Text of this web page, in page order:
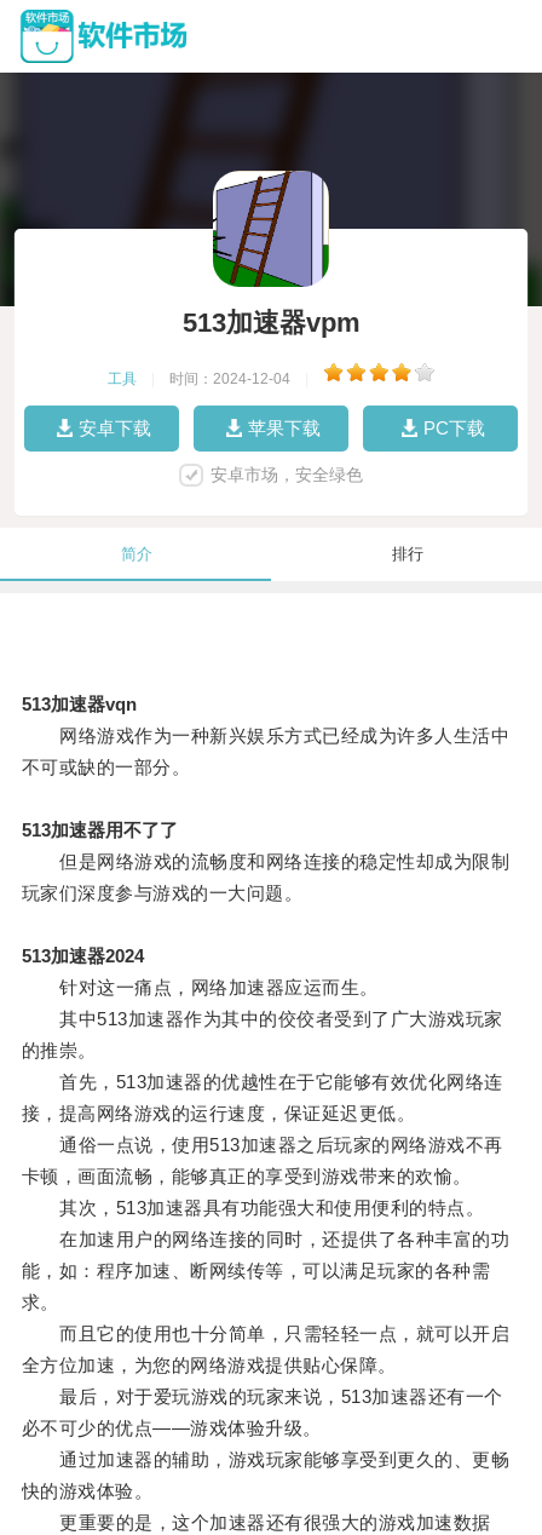
513加速器vpm
工具 时间：2024-12-04
安卓下载 苹果下载 PC下载
安卓市场，安全绿色
简介 排行
513加速器vqn
网络游戏作为一种新兴娱乐方式已经成为许多人生活中
不可或缺的一部分。
513加速器用不了了
但是网络游戏的流畅度和网络连接的稳定性却成为限制
玩家们深度参与游戏的一大问题。
513加速器2024
针对这一痛点，网络加速器应运而生。
其中513加速器作为其中的佼佼者受到了广大游戏玩家
的推崇。
首先，513加速器的优越性在于它能够有效优化网络连
接，提高网络游戏的运行速度，保证延迟更低。
通俗一点说，使用513加速器之后玩家的网络游戏不再
卡顿，画面流畅，能够真正的享受到游戏带来的欢愉。
其次，513加速器具有功能强大和使用便利的特点。
在加速用户的网络连接的同时，还提供了各种丰富的功
能，如：程序加速、断网续传等，可以满足玩家的各种需
求。
而且它的使用也十分简单，只需轻轻一点，就可以开启
全方位加速，为您的网络游戏提供贴心保障。
最后，对于爱玩游戏的玩家来说，513加速器还有一个
必不可少的优点——游戏体验升级。
通过加速器的辅助，游戏玩家能够享受到更久的、更畅
快的游戏体验。
更重要的是，这个加速器还有很强大的游戏加速数据